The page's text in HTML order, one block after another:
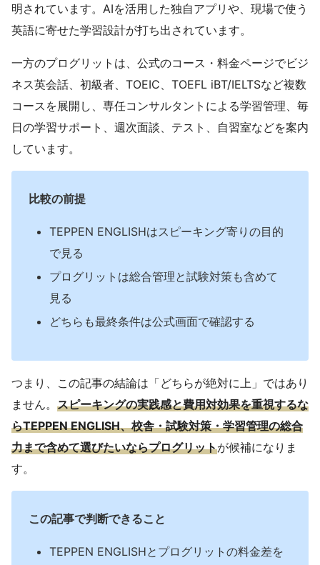
明されています。AIを活用した独自アプリや、現場で使う
英語に寄せた学習設計が打ち出されています。
一方のプログリットは、公式のコース・料金ページでビジ
ネス英会話、初級者、TOEIC、TOEFL iBT/IELTSなど複数
コースを展開し、専任コンサルタントによる学習管理、毎
日の学習サポート、週次面談、テスト、自習室などを案内
しています。
比較の前提
TEPPEN ENGLISHはスピーキング寄りの目的
で見る
プログリットは総合管理と試験対策も含めて
見る
どちらも最終条件は公式画面で確認する
つまり、この記事の結論は「どちらが絶対に上」ではあり
ません。 スピーキングの実践感と費用対効果を重視するな
らTEPPEN ENGLISH、校舎・試験対策・学習管理の総合
力まで含めて選びたいならプログリットが候補になりま
す。
この記事で判断できること
TEPPEN ENGLISHとプログリットの料金差を